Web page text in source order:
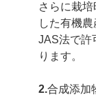
さらに栽
した有機
JAS法で許
ります。
2.合成添加